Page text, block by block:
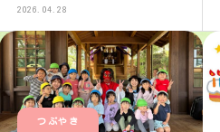
2026.04.28
つぶやき